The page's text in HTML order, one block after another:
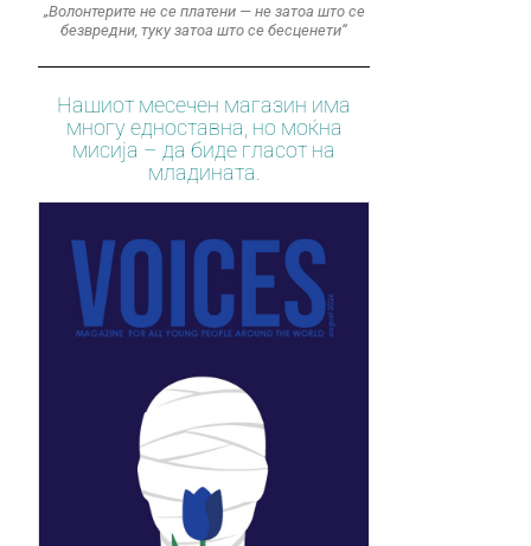
„Волонтерите не се платени — не затоа што се
безвредни, туку затоа што се бесценети“
Нашиот месечен магазин има
многу едноставна, но моќна
мисија – да биде гласот на
младината.